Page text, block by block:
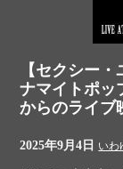
【セクシー
ナマイトポッ
からのライブ
2025年9月4日 いわ